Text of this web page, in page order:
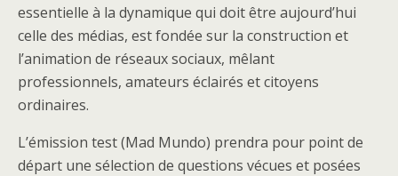
essentielle à la dynamique qui doit être aujourd’hui
celle des médias, est fondée sur la construction et
l’animation de réseaux sociaux, mêlant
professionnels, amateurs éclairés et citoyens
ordinaires.
L’émission test (Mad Mundo) prendra pour point de
départ une sélection de questions vécues et posées